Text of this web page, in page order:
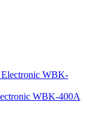
WBK-400A